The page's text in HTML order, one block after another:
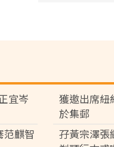
宜岑
獲邀出席紐
於集郵
范麒智
孖黃宗澤張